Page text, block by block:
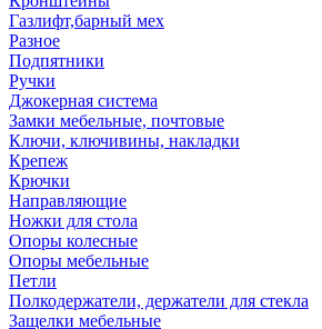
Газлифт,барный мех
Разное
Подпятники
Ручки
Джокерная система
Замки мебельные, почтовые
Ключи, ключивины, накладки
Крепеж
Крючки
Направляющие
Ножки для стола
Опоры колесные
Опоры мебельные
Петли
Полкодержатели, держатели для стекла
Защелки мебельные